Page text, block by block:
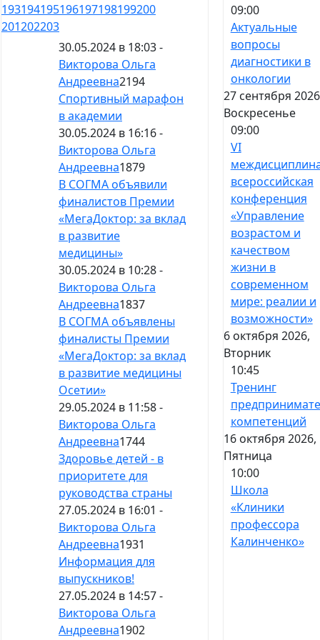
193194195196197198199200
201202203
30.05.2024 в 18:03 -
Викторова Ольга
Андреевна2194
Спортивный марафон
в академии
30.05.2024 в 16:16 -
Викторова Ольга
Андреевна1879
В СОГМА объявили
финалистов Премии
«МегаДоктор: за вклад
в развитие
медицины»
30.05.2024 в 10:28 -
Викторова Ольга
Андреевна1837
В СОГМА объявлены
финалисты Премии
«МегаДоктор: за вклад
в развитие медицины
Осетии»
29.05.2024 в 11:58 -
Викторова Ольга
Андреевна1744
Здоровье детей - в
приоритете для
руководства страны
27.05.2024 в 16:01 -
Викторова Ольга
Андреевна1931
Информация для
выпускников!
27.05.2024 в 14:57 -
Викторова Ольга
Андреевна1902
09:00
Актуальные
вопросы
диагностики в
онкологии
27 сентября
Воскресенье
09:00
VI
всероссийская
конференция
«Управление
возрастом и
качеством
жизни в
современном
мире: реалии и
возможности»
6 октября 2026,
Вторник
10:45
Тренинг
компетенций
16 октября 2026,
Пятница
10:00
Школа
«Клиники
профессора
Калинченко»